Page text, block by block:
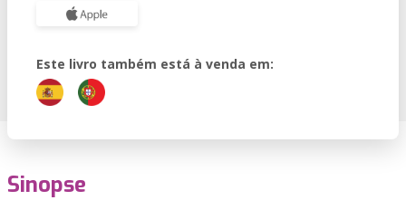
Este livro também está à venda em:
Sinopse